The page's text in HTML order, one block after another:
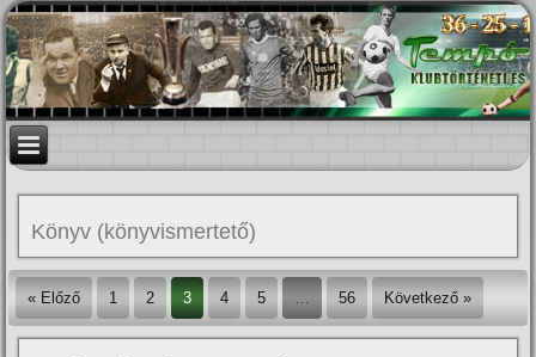
Könyv (könyvismertető)
« Előző 1 2 3 4 5 … 56 Következő »